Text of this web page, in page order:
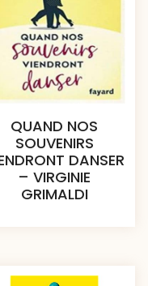
QUAND NOS
SOUVENIRS
DANSER
– VIRGINIE
GRIMALDI